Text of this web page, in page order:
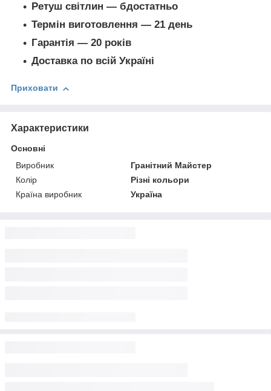
Ретуш світлин — бдостатньо
Термін виготовлення — 21 день
Гарантія — 20 років
Доставка по всій Україні
Приховати
Характеристики
Основні
Виробник
Гранітний Майстер
Колір
Різні кольори
Країна виробник
Україна